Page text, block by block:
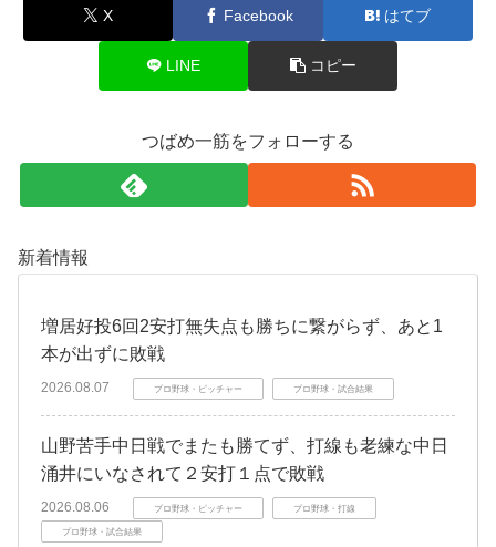
X Facebook はてブ
LINE コピー
つばめ一筋をフォローする
新着情報
増居好投6回2安打無失点も勝ちに繋がらず、あと1
本が出ずに敗戦
2026.08.07 プロ野球・ピッチャー プロ野球・試合結果
山野苦手中日戦でまたも勝てず、打線も老練な中日
涌井にいなされて２安打１点で敗戦
2026.08.06 プロ野球・ピッチャー プロ野球・打線
プロ野球・試合結果